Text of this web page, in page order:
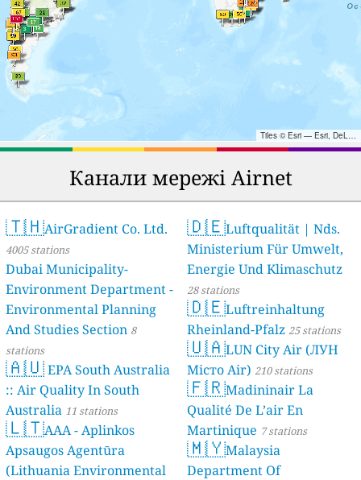
Tiles © Esri — Esri, DeLorme, NAVTEQ, TomTom, Intermap, iPC, USGS, FAO, NPS, NRCAN, GeoBase, Kadaster NL, Ordnance Survey, Esri Japan, METI, Esri China (Hong Kong), and the GIS User Community
Канали мережі Airnet
🇹🇭AirGradient Co. Ltd.
4005 stations
Dubai Municipality-
Environment Department -
Environmental Planning
And Studies Section 8
stations
🇦🇺EPA South Australia
:: Air Quality In South
Australia 11 stations
🇱🇹AAA - Aplinkos
Apsaugos Agentūra
(Lithuania Environmental
🇩🇪Luftqualität | Nds.
Ministerium Für Umwelt,
Energie Und Klimaschutz
28 stations
🇩🇪Luftreinhaltung
Rheinland-Pfalz 25 stations
🇺🇦LUN City Air (ЛУН
Місто Air) 210 stations
🇫🇷Madininair La
Qualité De L’air En
Martinique 7 stations
🇲🇾Malaysia
Department Of